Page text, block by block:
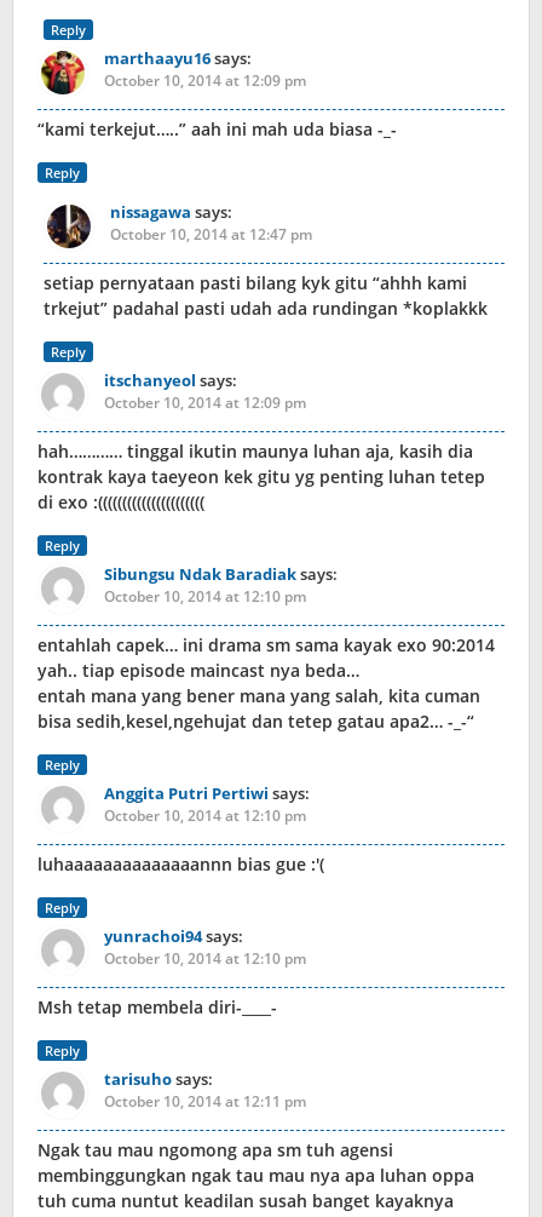
Reply
marthaayu16says:
October 10, 2014 at 12:09 pm
“kami terkejut…..” aah ini mah uda biasa -_-
Reply
nissagawa says:
October 10, 2014 at 12:47 pm
setiap pernyataan pasti bilang kyk gitu “ahhh kami
trkejut” padahal pasti udah ada rundingan *koplakkk
Reply
itschanyeol says:
October 10, 2014 at 12:09 pm
hah………… tinggal ikutin maunya luhan aja, kasih dia
kontrak kaya taeyeon kek gitu yg penting luhan tetep
di exo :((((((((((((((((((((((
Reply
Sibungsu Ndak Baradiaksays:
October 10, 2014 at 12:10 pm
entahlah capek… ini drama sm sama kayak exo 90:2014
yah.. tiap episode maincast nya beda…
entah mana yang bener mana yang salah, kita cuman
bisa sedih,kesel,ngehujat dan tetep gatau apa2… -_-“
Reply
Anggita Putri Pertiwi says:
October 10, 2014 at 12:10 pm
luhaaaaaaaaaaaaaannn bias gue :'(
Reply
yunrachoi94says:
October 10, 2014 at 12:10 pm
Msh tetap membela diri-____-
Reply
tarisuhosays:
October 10, 2014 at 12:11 pm
Ngak tau mau ngomong apa sm tuh agensi
membinggungkan ngak tau mau nya apa luhan oppa
tuh cuma nuntut keadilan susah banget kayaknya